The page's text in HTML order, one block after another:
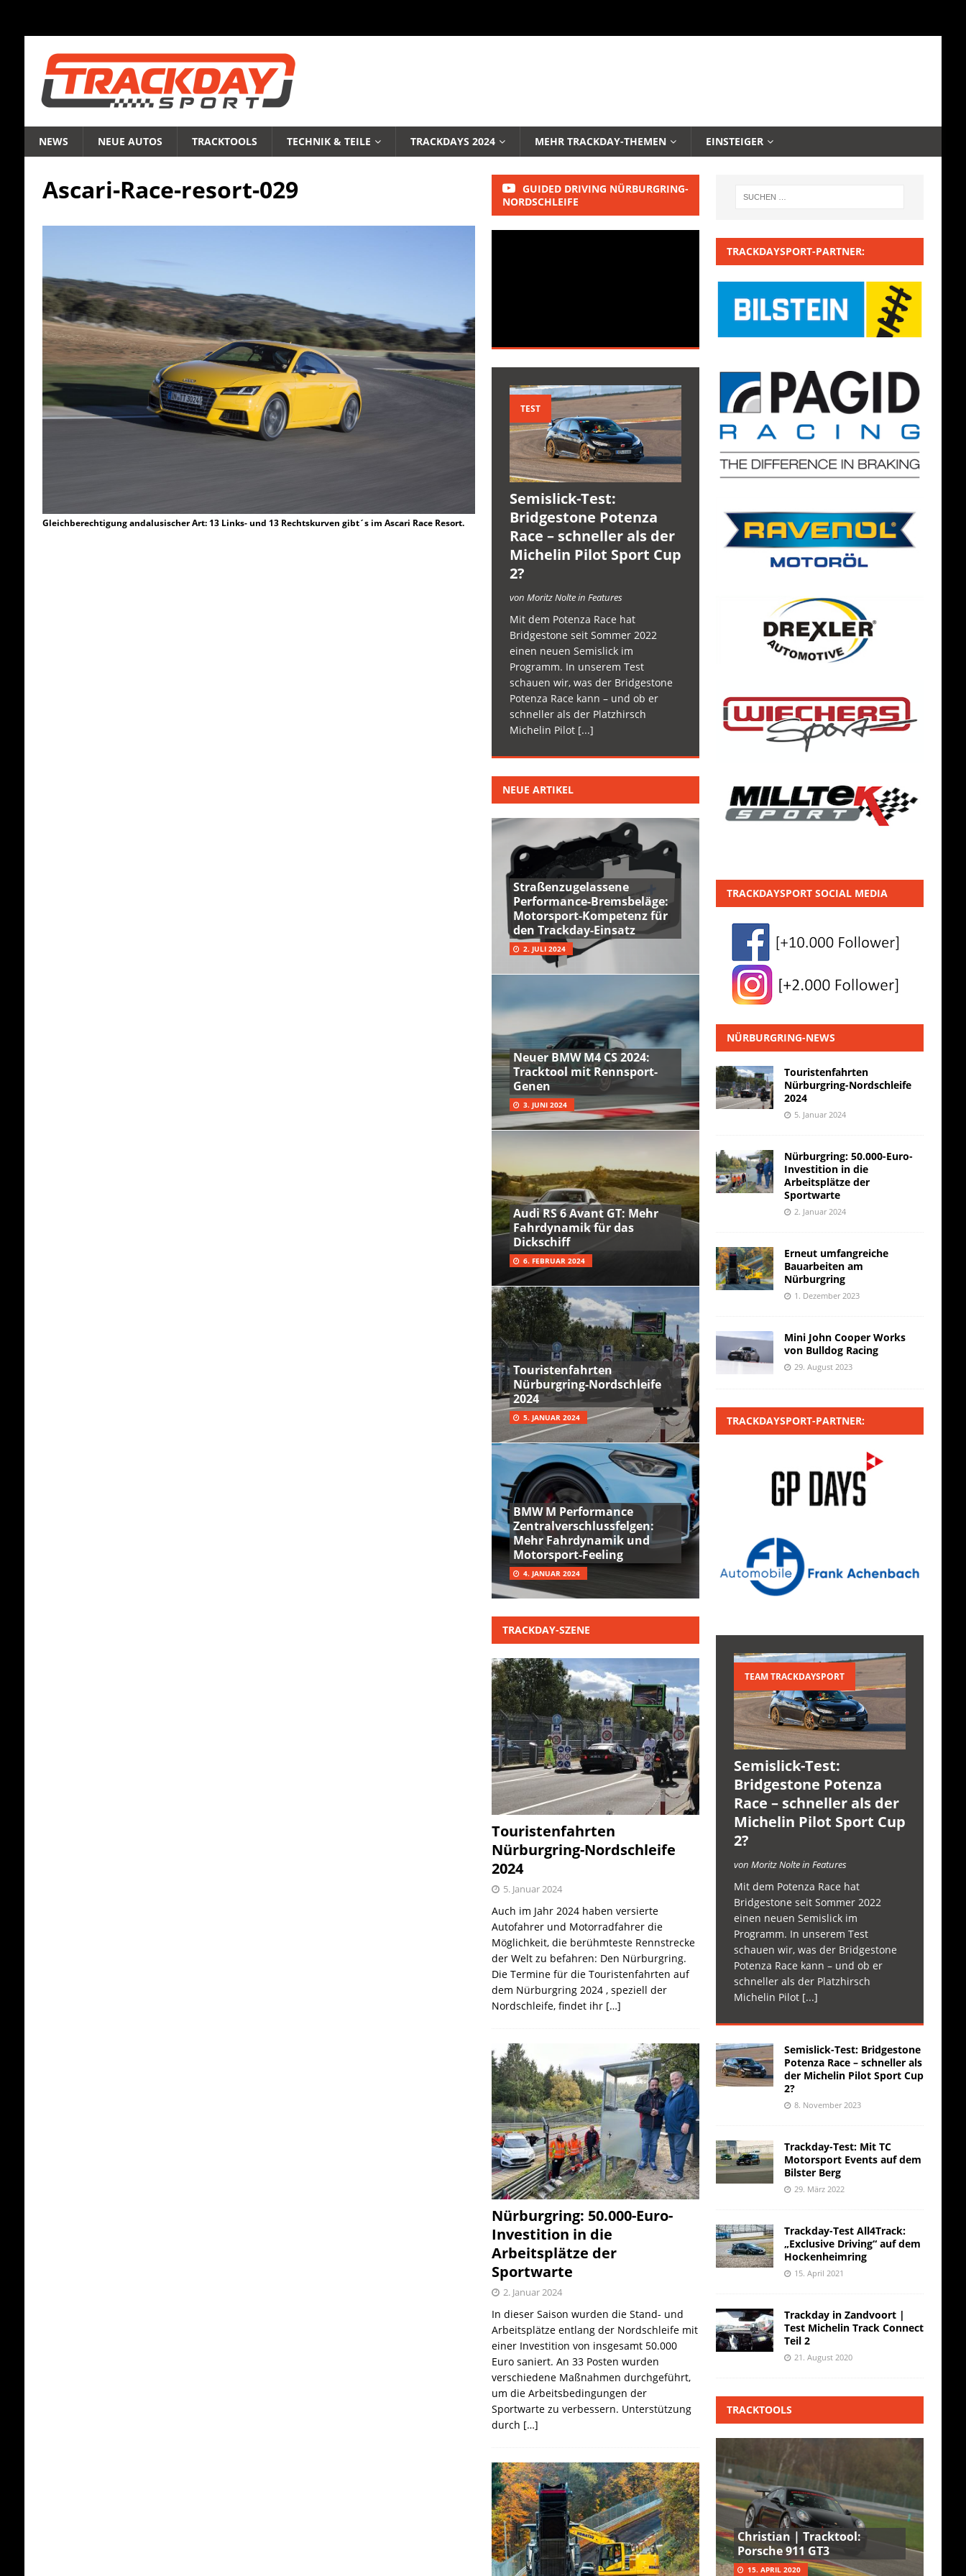
NEWS NEUE AUTOS TRACKTOOLS TECHNIK & TEILE TRACKDAYS 2024 MEHR TRACKDAY-THEMEN EINSTEIGER
Ascari-Race-resort-029
Gleichberechtigung andalusischer Art: 13 Links- und 13 Rechtskurven gibt´s im Ascari Race Resort.
GUIDED DRIVING NÜRBURGRING-
NORDSCHLEIFE
TEST
Semislick-Test:
Bridgestone Potenza
Race – schneller als der
Michelin Pilot Sport Cup
2?
von Moritz Nolte in Features
Mit dem Potenza Race hat
Bridgestone seit Sommer 2022
einen neuen Semislick im
Programm. In unserem Test
schauen wir, was der Bridgestone
Potenza Race kann – und ob er
schneller als der Platzhirsch
Michelin Pilot [...]
NEUE ARTIKEL
Straßenzugelassene
Performance-Bremsbeläge:
Motorsport-Kompetenz für
den Trackday-Einsatz
2. JULI 2024
Neuer BMW M4 CS 2024:
Tracktool mit Rennsport-
Genen
3. JUNI 2024
Audi RS 6 Avant GT: Mehr
Fahrdynamik für das
Dickschiff
6. FEBRUAR 2024
Touristenfahrten
Nürburgring-Nordschleife
2024
5. JANUAR 2024
BMW M Performance
Zentralverschlussfelgen:
Mehr Fahrdynamik und
Motorsport-Feeling
4. JANUAR 2024
TRACKDAY-SZENE
Touristenfahrten
Nürburgring-Nordschleife
2024
5. Januar 2024
Auch im Jahr 2024 haben versierte
Autofahrer und Motorradfahrer die
Möglichkeit, die berühmteste Rennstrecke
der Welt zu befahren: Den Nürburgring.
Die Termine für die Touristenfahrten auf
dem Nürburgring 2024 , speziell der
Nordschleife, findet ihr […]
Nürburgring: 50.000-Euro-
Investition in die
Arbeitsplätze der
Sportwarte
2. Januar 2024
In dieser Saison wurden die Stand- und
Arbeitsplätze entlang der Nordschleife mit
einer Investition von insgesamt 50.000
Euro saniert. An 33 Posten wurden
verschiedene Maßnahmen durchgeführt,
um die Arbeitsbedingungen der
Sportwarte zu verbessern. Unterstützung
durch […]
TRACKDAYSPORT-PARTNER:
TRACKDAYSPORT SOCIAL MEDIA
NÜRBURGRING-NEWS
Touristenfahrten
Nürburgring-Nordschleife
2024
5. Januar 2024
Nürburgring: 50.000-Euro-
Investition in die
Arbeitsplätze der
Sportwarte
2. Januar 2024
Erneut umfangreiche
Bauarbeiten am
Nürburgring
1. Dezember 2023
Mini John Cooper Works
von Bulldog Racing
29. August 2023
TRACKDAYSPORT-PARTNER:
TEAM TRACKDAYSPORT
Semislick-Test:
Bridgestone Potenza
Race – schneller als der
Michelin Pilot Sport Cup
2?
von Moritz Nolte in Features
Mit dem Potenza Race hat
Bridgestone seit Sommer 2022
einen neuen Semislick im
Programm. In unserem Test
schauen wir, was der Bridgestone
Potenza Race kann – und ob er
schneller als der Platzhirsch
Michelin Pilot [...]
Semislick-Test: Bridgestone
Potenza Race – schneller als
der Michelin Pilot Sport Cup
2?
8. November 2023
Trackday-Test: Mit TC
Motorsport Events auf dem
Bilster Berg
29. März 2022
Trackday-Test All4Track:
„Exclusive Driving“ auf dem
Hockenheimring
15. April 2021
Trackday in Zandvoort |
Test Michelin Track Connect
Teil 2
21. August 2020
TRACKTOOLS
Christian | Tracktool:
Porsche 911 GT3
15. APRIL 2020